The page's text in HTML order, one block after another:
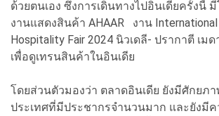
ด้วยตนเอง ซึ่งการเดินทางไปอินเดียครั้งนี้
งานแสดงสินค้า AHAAR งาน International
Hospitality Fair 2024 นิวเดลี- ปรากาตี เมด
เพื่อดูเทรนสินค้าในอินเดีย
โดยส่วนตัวมองว่า ตลาดอินเดีย ยังมีศักยภา
ประเทศที่มีประชากรจำนวนมาก และยังมีค